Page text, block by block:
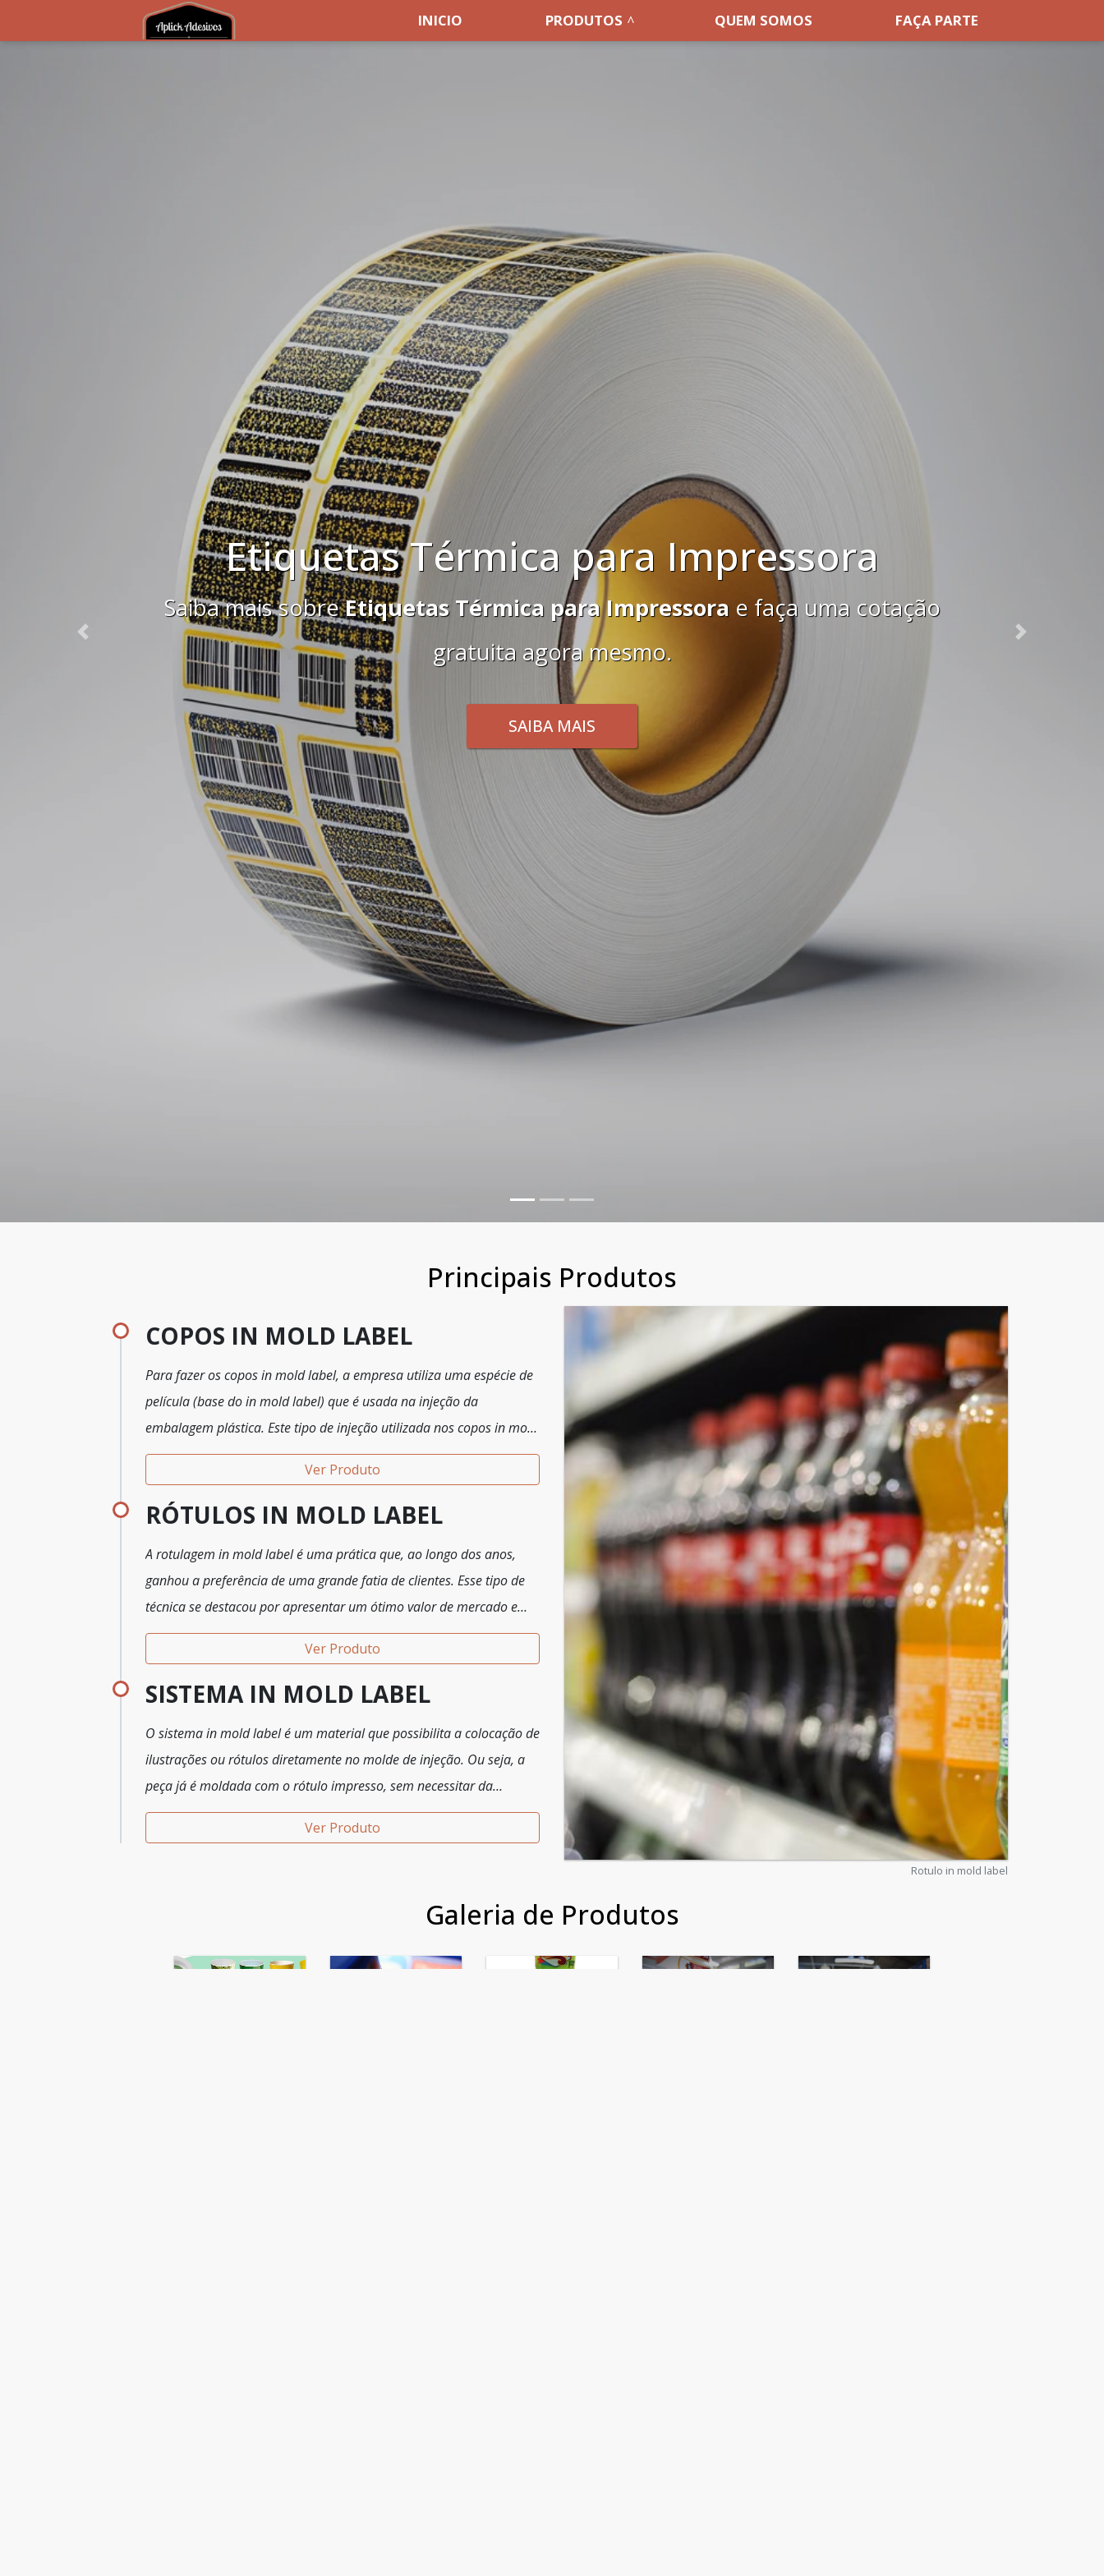
INICIO PRODUTOS QUEM SOMOS FAÇA PARTE
Rótulos in mold label
Saiba mais sobreRótulos in mold labele faça uma cotação gratuita agora
mesmo.
SAIBA MAIS
Previous Next
Principais Produtos
COPOS IN MOLD LABEL
Para fazer os copos in mold label, a empresa utiliza uma espécie de
película (base do in mold label) que é usada na injeção da
embalagem plástica. Este tipo de injeção utilizada nos copos in mold
label só pode ser feita com uma ferramenta apropriada para este
tipo de atividade.
Ver Produto
RÓTULOS IN MOLD LABEL
A rotulagem in mold label é uma prática que, ao longo dos anos,
ganhou a preferência de uma grande fatia de clientes. Esse tipo de
técnica se destacou por apresentar um ótimo valor de mercado e
que pode ser encontrado facilmente em empresas especializadas.
Ver Produto
SISTEMA IN MOLD LABEL
O sistema in mold label é um material que possibilita a colocação de
ilustrações ou rótulos diretamente no molde de injeção. Ou seja, a
peça já é moldada com o rótulo impresso, sem necessitar da
aplicação de rótulos adesivos, gravações ou impressões em silk
screen. Esse processo é executado por sistemas semiautomáticos ou
Ver Produto
Rotulo in mold label
Galeria de Produtos